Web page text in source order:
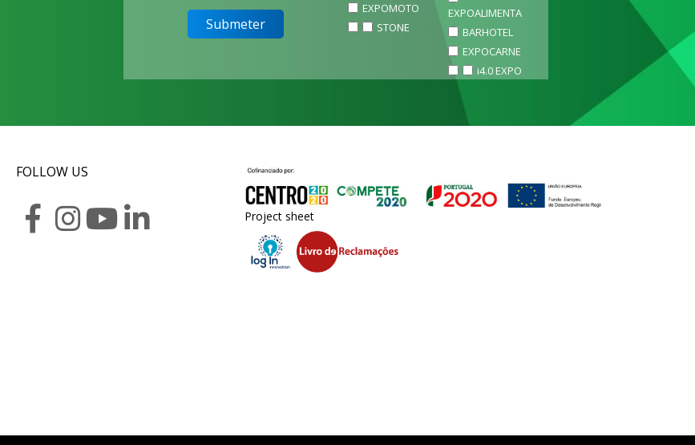
EXPOMOTO
STONE
EXPOALIMENTA
BARHOTEL
EXPOCARNE
i4.0 EXPO
FOLLOW US
Project sheet